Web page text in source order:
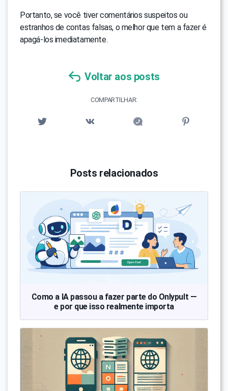
Portanto, se você tiver comentários suspeitos ou
estranhos de contas falsas, o melhor que tem a fazer é
apagá-los imediatamente.
Voltar aos posts
COMPARTILHAR:
Posts relacionados
Como a IA passou a fazer parte do Onlypult —
e por que isso realmente importa